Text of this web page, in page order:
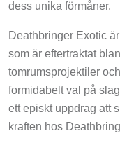
dess unika förmåner.
Deathbringer Exotic
som är eftertraktat
tomrumsprojektiler
formidabelt val på
ett episkt uppdrag att
kraften hos